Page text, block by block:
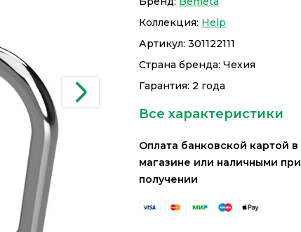
Коллекция: Help
Артикул:301122111
Страна бренда: Чехия
Гарантия: 2 года
Все характеристики
Оплата банковской картой в
магазине или наличными при
получении